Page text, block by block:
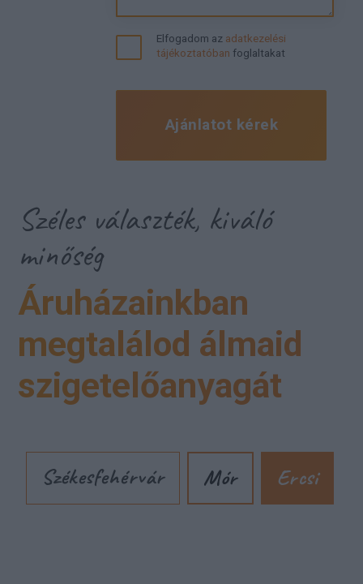
Elfogadom az adatkezelési
tájékoztatóban foglaltakat
Ajánlatot kérek
Széles választék, kiváló
minőség
Áruházainkban
megtalálod álmaid
szigetelőanyagát
Székesfehérvár Mór Ercsi